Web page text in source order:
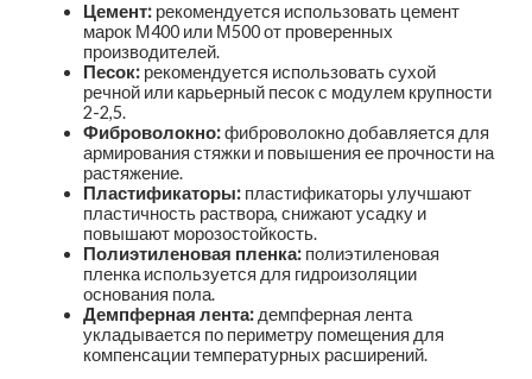
Цемент: рекомендуется использовать цемент
марок М400 или М500 от проверенных
производителей.
Песок: рекомендуется использовать сухой
речной или карьерный песок с модулем крупности
2-2,5.
Фиброволокно:фиброволокно добавляется для
армирования стяжки и повышения ее прочности на
растяжение.
Пластификаторы: пластификаторы улучшают
пластичность раствора, снижают усадку и
повышают морозостойкость.
Полиэтиленовая пленка: полиэтиленовая
пленка используется для гидроизоляции
основания пола.
Демпферная лента: демпферная лента
укладывается по периметру помещения для
компенсации температурных расширений.